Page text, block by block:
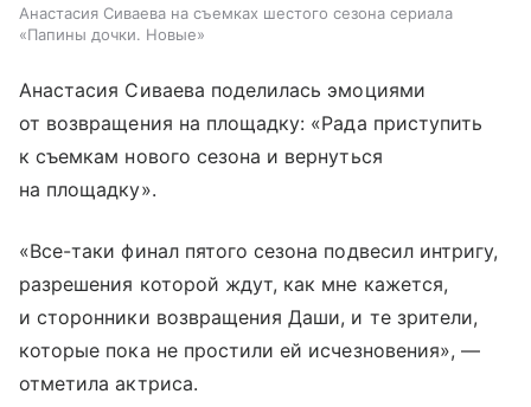
Анастасия Сиваева на съемках шестого сезона сериала
«Папины дочки. Новые»
Анастасия Сиваева поделилась эмоциями
от возвращения на площадку: «Рада приступить
к съемкам нового сезона и вернуться
на площадку».
«Все-таки финал пятого сезона подвесил интригу,
разрешения которой ждут, как мне кажется,
и сторонники возвращения Даши, и те зрители,
которые пока не простили ей исчезновения», —
отметила актриса.